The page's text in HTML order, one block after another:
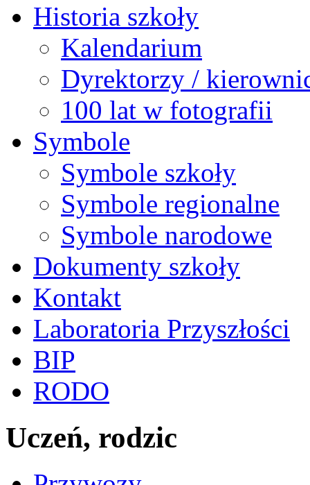
Historia szkoły
Kalendarium
Dyrektorzy /
100 lat w fotografii
Symbole
Symbole szkoły
Symbole regionalne
Symbole narodowe
Dokumenty szkoły
Kontakt
Laboratoria Przyszłości
BIP
RODO
Uczeń, rodzic